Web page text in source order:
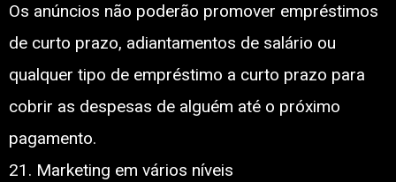
Os anúncios não poderão promover empréstimos
de curto prazo, adiantamentos de salário ou
qualquer tipo de empréstimo a curto prazo para
cobrir as despesas de alguém até o próximo
pagamento.
21. Marketing em vários níveis